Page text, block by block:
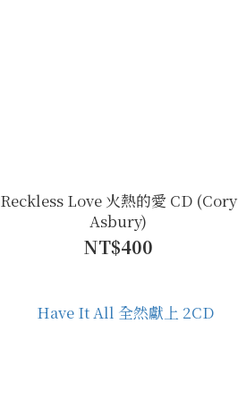
Reckless Love 火熱的愛 CD (Cory
Asbury)
NT$400